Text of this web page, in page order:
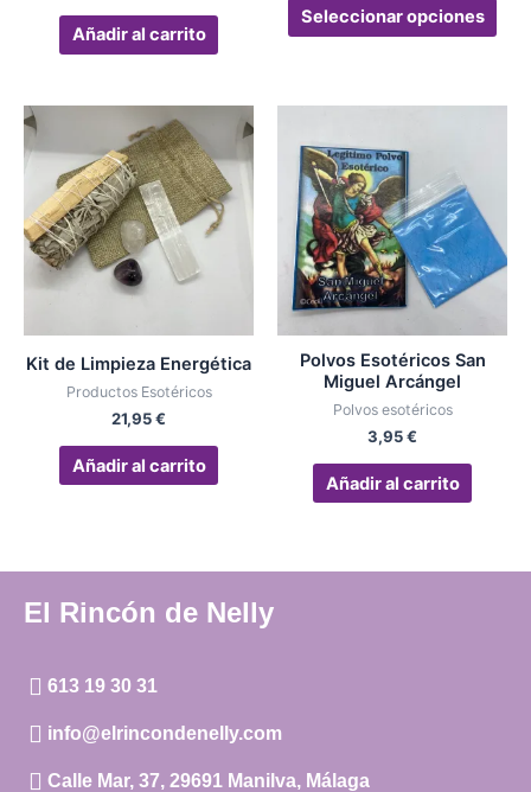
Añadir al carrito
Seleccionar opciones
de
Kit de Limpieza Energética
Productos Esotéricos
21,95€
Añadir al carrito
Polvos Esotéricos San
Miguel Arcángel
Polvos esotéricos
3,95€
Añadir al carrito
El Rincón de Nelly
613 19 30 31
info@elrincondenelly.com
Calle Mar, 37, 29691 Manilva, Málaga